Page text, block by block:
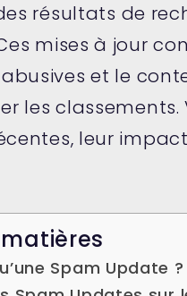
résultats de
mises à jour
et le
les
leur
Spam Update ?